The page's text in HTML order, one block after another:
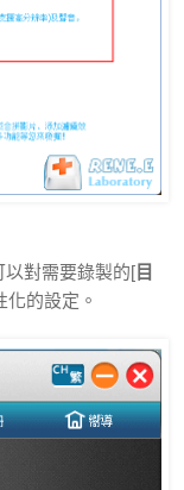
以對需要錄製的[ 目
的設定。